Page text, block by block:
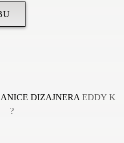
DIZAJNERA EDDY K
?